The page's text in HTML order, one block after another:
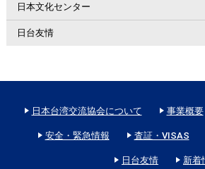
日本文化センター
日台友情
日本台湾交流協会について 事業概要
安全・緊急情報 査証・VISAS
日台友情 新着